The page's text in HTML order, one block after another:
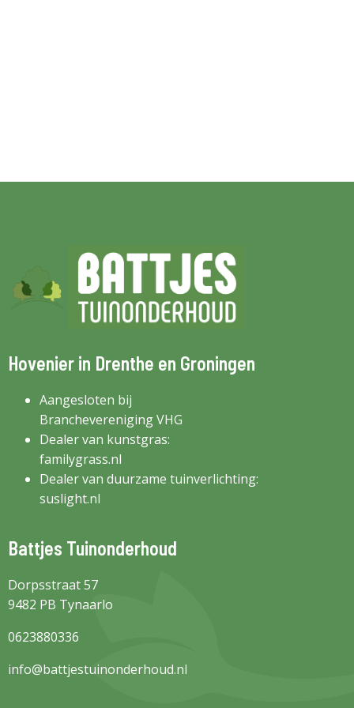
Hovenier in Drenthe en Groningen
Aangesloten bij
Branchevereniging VHG
Dealer van kunstgras:
familygrass.nl
Dealer van duurzame tuinverlichting:
suslight.nl
Battjes Tuinonderhoud
Dorpsstraat 57
9482 PB Tynaarlo
0623880336
info@battjestuinonderhoud.nl